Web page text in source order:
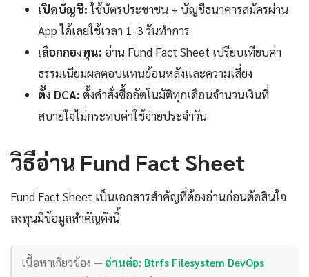
เปิดบัญชี:ใช้บัตรประชาชน + บัญชีธนาคารสมัครผ่าน
App ได้เลยใช้เวลา 1-3 วันทำการ
เลือกกองทุน: อ่าน Fund Fact Sheet เปรียบเทียบค่า
ธรรมเนียมผลตอบแทนย้อนหลังและความเสี่ยง
ตั้ง DCA: ตั้งคำสั่งซื้ออัตโนมัติทุกเดือนจำนวนเงินที่
สบายใจไม่กระทบค่าใช้จ่ายประจำวัน
วิธีอ่าน Fund Fact Sheet
Fund Fact Sheet เป็นเอกสารสำคัญที่ต้องอ่านก่อนตัดสินใจ
ลงทุนมีข้อมูลสำคัญดังนี้
เนื้อหาเกี่ยวข้อง —อ่านต่อ: Btrfs Filesystem DevOps